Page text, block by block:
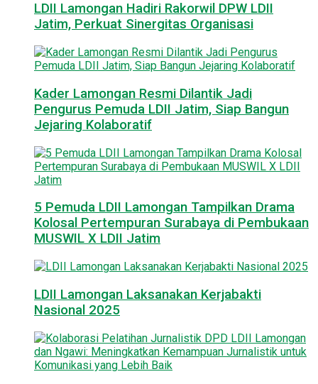
LDII Lamongan Hadiri Rakorwil DPW LDII
Jatim, Perkuat Sinergitas Organisasi
Kader Lamongan Resmi Dilantik Jadi
Pengurus Pemuda LDII Jatim, Siap Bangun
Jejaring Kolaboratif
5 Pemuda LDII Lamongan Tampilkan Drama
Kolosal Pertempuran Surabaya di Pembukaan
MUSWIL X LDII Jatim
LDII Lamongan Laksanakan Kerjabakti
Nasional 2025